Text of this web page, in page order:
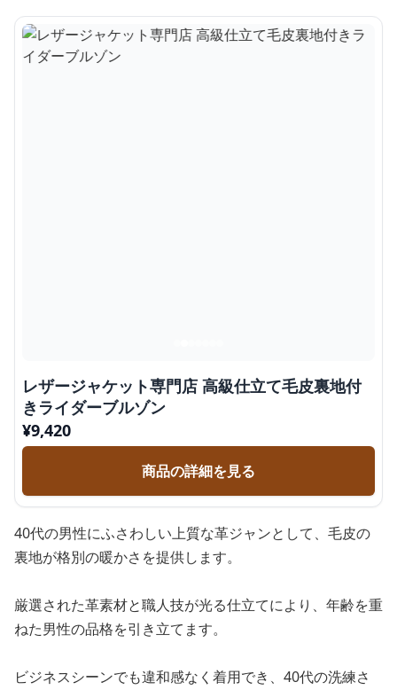
レザージャケット専門店 高級仕立て毛皮裏地付
きライダーブルゾン
¥9,420
商品の詳細を見る
40代の男性にふさわしい上質な革ジャンとして、毛皮の
裏地が格別の暖かさを提供します。
厳選された革素材と職人技が光る仕立てにより、年齢を重
ねた男性の品格を引き立てます。
ビジネスシーンでも違和感なく着用でき、40代の洗練さ